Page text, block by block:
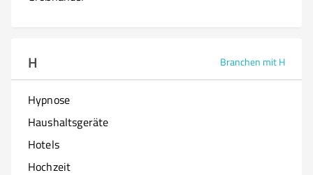
H Branchen mit H
Hypnose
Haushaltsgeräte
Hotels
Hochzeit